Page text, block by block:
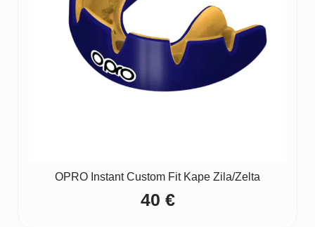
OPRO Instant Custom Fit Kape Zila/Zelta
40 €